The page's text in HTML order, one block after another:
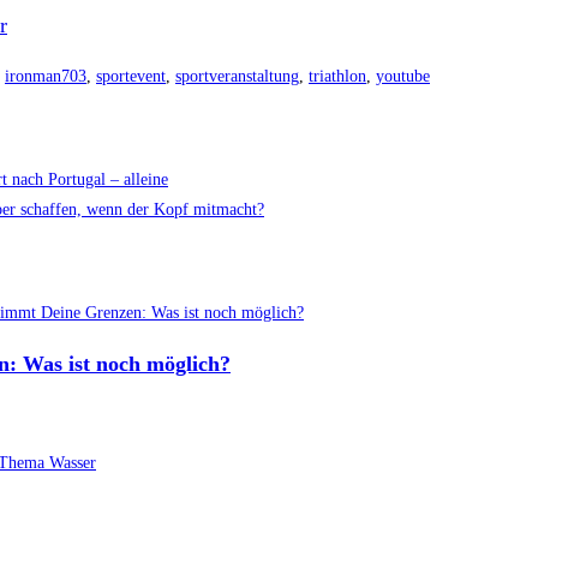
ironman703, sportevent, sportveranstaltung, triathlon, youtube
nach Portugal – alleine
schaffen, wenn der Kopf mitmacht?
Was ist noch möglich?